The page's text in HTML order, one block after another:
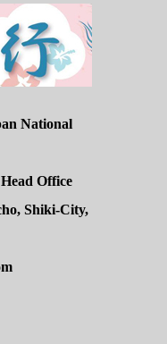
National
Office
Shiki-City,